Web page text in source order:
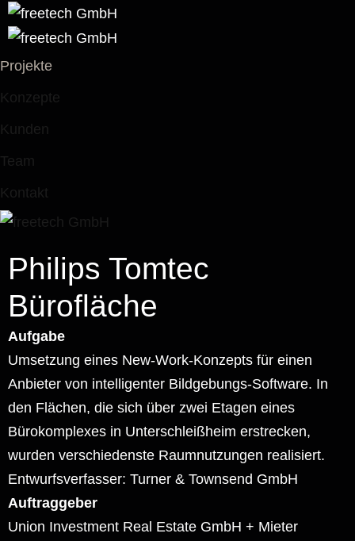
Projekte
Konzepte
Kunden
Team
Kontakt
Philips Tomtec
Bürofläche
Aufgabe
Umsetzung eines New-Work-Konzepts für einen
Anbieter von intelligenter Bildgebungs-Software. In
den Flächen, die sich über zwei Etagen eines
Bürokomplexes in Unterschleißheim erstrecken,
wurden verschiedenste Raumnutzungen realisiert.
Entwurfsverfasser: Turner & Townsend GmbH
Auftraggeber
Union Investment Real Estate GmbH + Mieter